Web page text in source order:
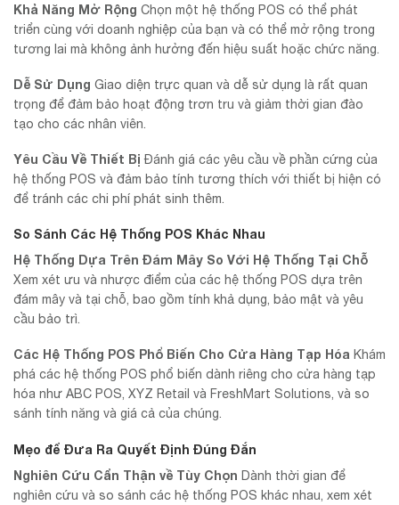
Khả Năng Mở Rộng Chọn một hệ thống POS có thể phát
triển cùng với doanh nghiệp của bạn và có thể mở rộng trong
tương lai mà không ảnh hưởng đến hiệu suất hoặc chức năng.
Dễ Sử Dụng Giao diện trực quan và dễ sử dụng là rất quan
trọng để đảm bảo hoạt động trơn tru và giảm thời gian đào
tạo cho các nhân viên.
Yêu Cầu Về Thiết Bị Đánh giá các yêu cầu về phần cứng của
hệ thống POS và đảm bảo tính tương thích với thiết bị hiện có
để tránh các chi phí phát sinh thêm.
So Sánh Các Hệ Thống POS Khác Nhau
Hệ Thống Dựa Trên Đám Mây So Với Hệ Thống Tại Chỗ
Xem xét ưu và nhược điểm của các hệ thống POS dựa trên
đám mây và tại chỗ, bao gồm tính khả dụng, bảo mật và yêu
cầu bảo trì.
Các Hệ Thống POS Phổ Biến Cho Cửa Hàng Tạp Hóa Khám
phá các hệ thống POS phổ biến dành riêng cho cửa hàng tạp
hóa như ABC POS, XYZ Retail và FreshMart Solutions, và so
sánh tính năng và giá cả của chúng.
Mẹo để Đưa Ra Quyết Định Đúng Đắn
Nghiên Cứu Cẩn Thận về Tùy Chọn Dành thời gian để
nghiên cứu và so sánh các hệ thống POS khác nhau, xem xét